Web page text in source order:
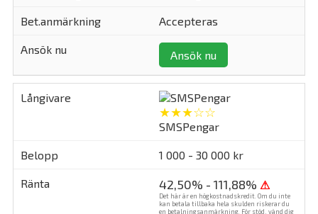
Accepteras
Ansök nu
★★★☆☆
SMSPengar
1 000 - 30 000 kr
42,50% - 111,88% ⚠
Det här är en högkostnadskredit. Om du inte
kan betala tillbaka hela skulden riskerar du
en betalningsanmärkning. För stöd, vänd dig